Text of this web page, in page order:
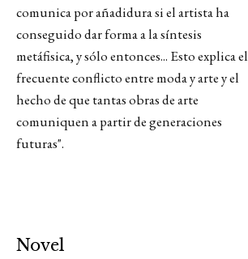
comunica por añadidura si el artista ha
conseguido dar forma a la síntesis
metáfisica, y sólo entonces... Esto explica el
frecuente conflicto entre moda y arte y el
hecho de que tantas obras de arte
comuniquen a partir de generaciones
futuras".
Novel